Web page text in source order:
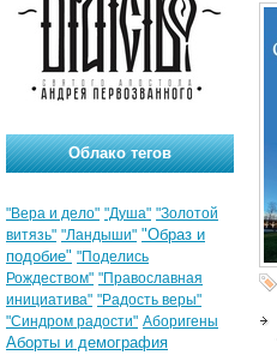
Облако тегов
"Вера и дело" "Душа" "Золотой
витязь" "Ландыши" "Образ и
подобие" "Поделись
Рождеством" "Православная
инициатива" "Радость веры"
"Синдром радости" Аборигены
Аборты и демография